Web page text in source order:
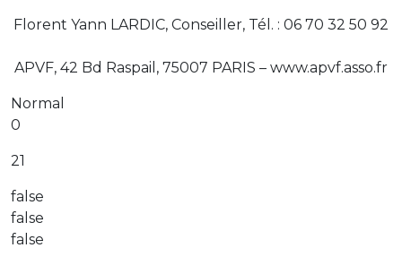
Florent Yann LARDIC, Conseiller, Tél. : 06 70 32 50 92
APVF, 42 Bd Raspail, 75007 PARIS – www.apvf.asso.fr
Normal
0
21
false
false
false